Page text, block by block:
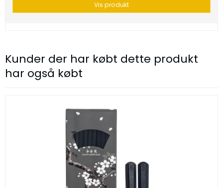
Vis produkt
Kunder der har købt dette produkt
har også købt